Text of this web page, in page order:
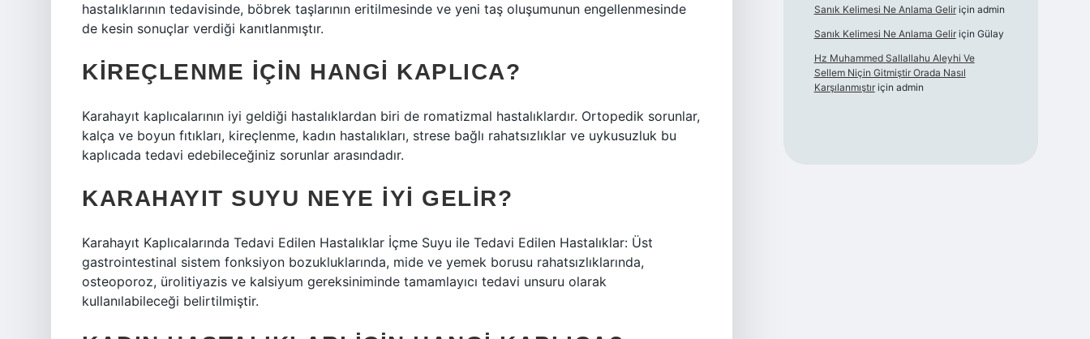
hastalıklarının tedavisinde, böbrek taşlarının eritilmesinde ve yeni taş oluşumunun engellenmesinde
de kesin sonuçlar verdiği kanıtlanmıştır.
KIREÇLENME IÇIN HANGI KAPLICA?
Karahayıt kaplıcalarının iyi geldiği hastalıklardan biri de romatizmal hastalıklardır. Ortopedik sorunlar,
kalça ve boyun fıtıkları, kireçlenme, kadın hastalıkları, strese bağlı rahatsızlıklar ve uykusuzluk bu
kaplıcada tedavi edebileceğiniz sorunlar arasındadır.
KARAHAYIT SUYU NEYE IYI GELIR?
Karahayıt Kaplıcalarında Tedavi Edilen Hastalıklar İçme Suyu ile Tedavi Edilen Hastalıklar: Üst
gastrointestinal sistem fonksiyon bozukluklarında, mide ve yemek borusu rahatsızlıklarında,
osteoporoz, ürolitiyazis ve kalsiyum gereksiniminde tamamlayıcı tedavi unsuru olarak
kullanılabileceği belirtilmiştir.
Sanık Kelimesi Ne Anlama Geliriçin admin
Sanık Kelimesi Ne Anlama Geliriçin Gülay
Hz Muhammed Sallallahu Aleyhi Ve
Sellem Niçin Gitmiştir Orada Nasıl
Karşılanmıştıriçin admin